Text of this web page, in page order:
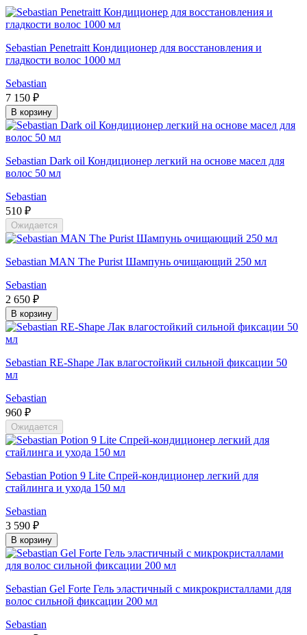
Sebastian Penetraitt Кондиционер для восстановления и
гладкости волос 1000 мл
Sebastian
7 150 ₽
В корзину
Sebastian Dark oil Кондиционер легкий на основе масел для
волос 50 мл
Sebastian
510 ₽
Ожидается
Sebastian MAN The Purist Шампунь очищающий 250 мл
Sebastian
2 650 ₽
В корзину
Sebastian RE-Shape Лак влагостойкий сильной фиксации 50
мл
Sebastian
960 ₽
Ожидается
Sebastian Potion 9 Lite Спрей-кондиционер легкий для
стайлинга и ухода 150 мл
Sebastian
3 590 ₽
В корзину
Sebastian Gel Forte Гель эластичный с микрокристаллами для
волос сильной фиксации 200 мл
Sebastian